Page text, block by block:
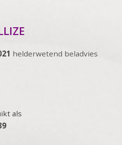
helderwetend beladvies
als